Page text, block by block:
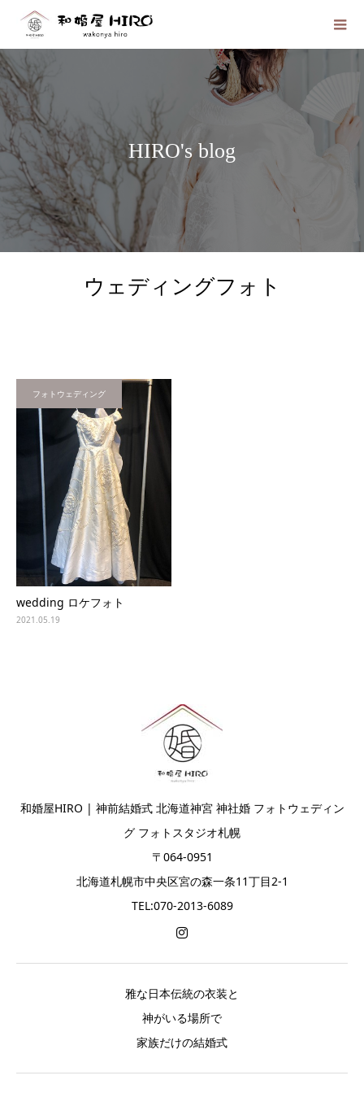
HIRO's blog
ウェディングフォト
フォトウェディング
wedding ロケフォト
2021.05.19
和婚屋HIRO | 神前結婚式 北海道神宮 神社婚 フォトウェディン
グ フォトスタジオ札幌
〒064-0951
北海道札幌市中央区宮の森一条11丁目2-1
TEL:070-2013-6089
雅な日本伝統の衣装と
神がいる場所で
家族だけの結婚式